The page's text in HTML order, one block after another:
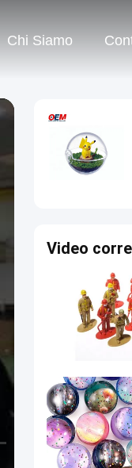
Chi Siamo
Video